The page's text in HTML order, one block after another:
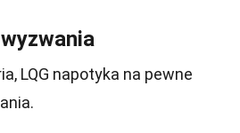
LQG napotyka na pewne